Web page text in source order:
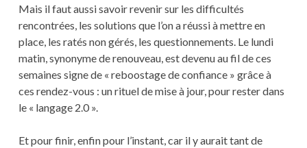
Mais il faut aussi savoir revenir sur les difficultés
rencontrées, les solutions que l’on a réussi à mettre en
place, les ratés non gérés, les questionnements. Le lundi
matin, synonyme de renouveau, est devenu au fil de ces
semaines signe de « reboostage de confiance » grâce à
ces rendez-vous : un rituel de mise à jour, pour rester dans
le « langage 2.0 ».
Et pour finir, enfin pour l’instant, car il y aurait tant de